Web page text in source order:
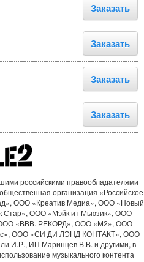
Заказать
Заказать
Заказать
Заказать
российскими правообладателями
организация «Российское
ООО «Креатив Медиа», ООО «Новый
ООО «Мэйк ит Мьюзик», ООО
ООО «ВВВ. РЕКОРД», ООО «М2», ООО
ООО «СИ ДИ ЛЭНД КОНТАКТ», ООО
И.Р., ИП Маринцев В.В. и другими, в
музыкального контента